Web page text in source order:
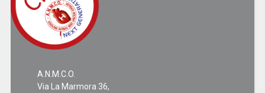
A.N.M.C.O.
Via La Marmora 36,